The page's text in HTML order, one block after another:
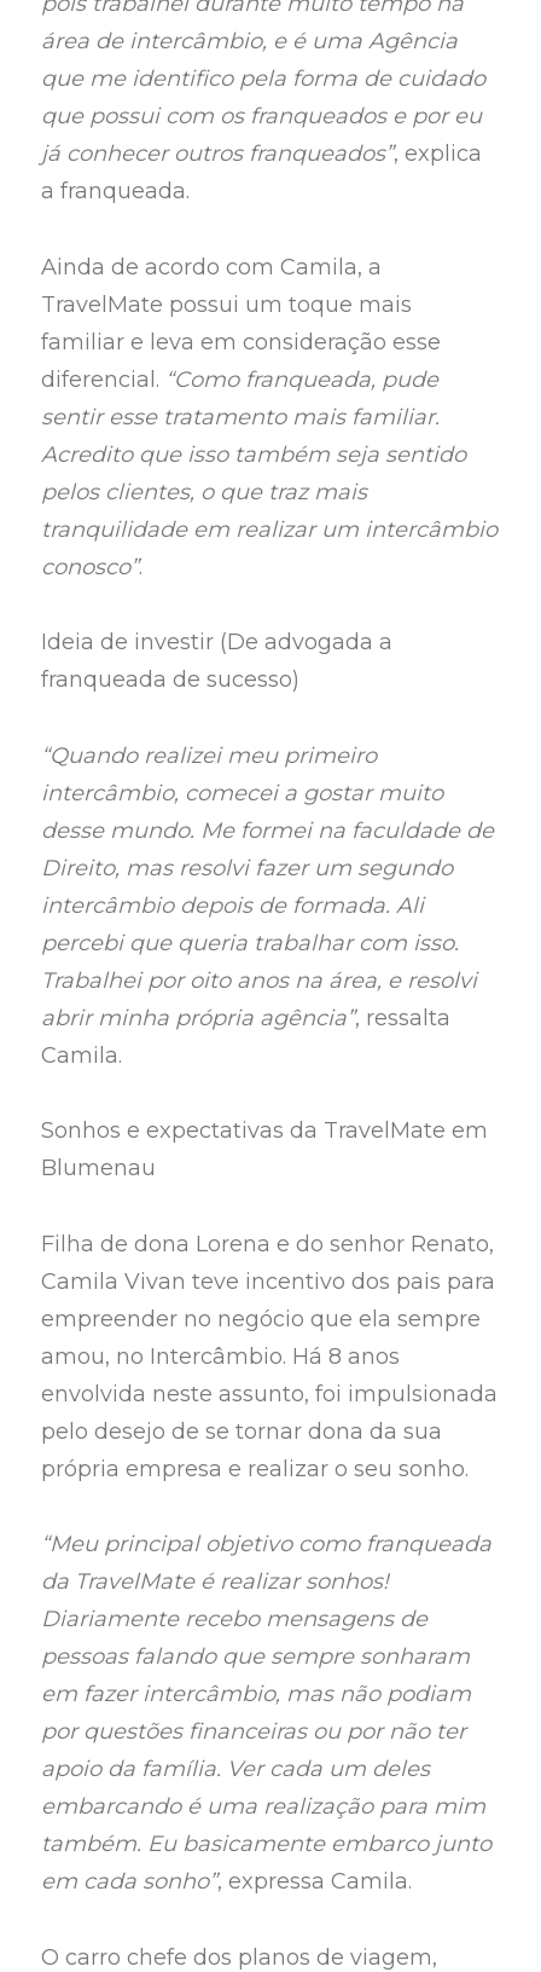
área de intercâmbio, e é uma Agência
que me identifico pela forma de cuidado
que possui com os franqueados e por eu
já conhecer outros franqueados”, explica
a franqueada.
Ainda de acordo com Camila, a
TravelMate possui um toque mais
familiar e leva em consideração esse
diferencial. “Como franqueada, pude
sentir esse tratamento mais familiar.
Acredito que isso também seja sentido
pelos clientes, o que traz mais
tranquilidade em realizar um intercâmbio
conosco”.
Ideia de investir (De advogada a
franqueada de sucesso)
“Quando realizei meu primeiro
intercâmbio, comecei a gostar muito
desse mundo. Me formei na faculdade de
Direito, mas resolvi fazer um segundo
intercâmbio depois de formada. Ali
percebi que queria trabalhar com isso.
Trabalhei por oito anos na área, e resolvi
abrir minha própria agência”, ressalta
Camila.
Sonhos e expectativas da TravelMate em
Blumenau
Filha de dona Lorena e do senhor Renato,
Camila Vivan teve incentivo dos pais para
empreender no negócio que ela sempre
amou, no Intercâmbio. Há 8 anos
envolvida neste assunto, foi impulsionada
pelo desejo de se tornar dona da sua
própria empresa e realizar o seu sonho.
“Meu principal objetivo como franqueada
da TravelMate é realizar sonhos!
Diariamente recebo mensagens de
pessoas falando que sempre sonharam
em fazer intercâmbio, mas não podiam
por questões financeiras ou por não ter
apoio da família. Ver cada um deles
embarcando é uma realização para mim
também. Eu basicamente embarco junto
em cada sonho”, expressa Camila.
O carro chefe dos planos de viagem,